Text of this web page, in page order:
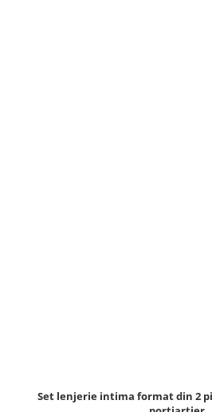
Set lenjerie intima format din 2